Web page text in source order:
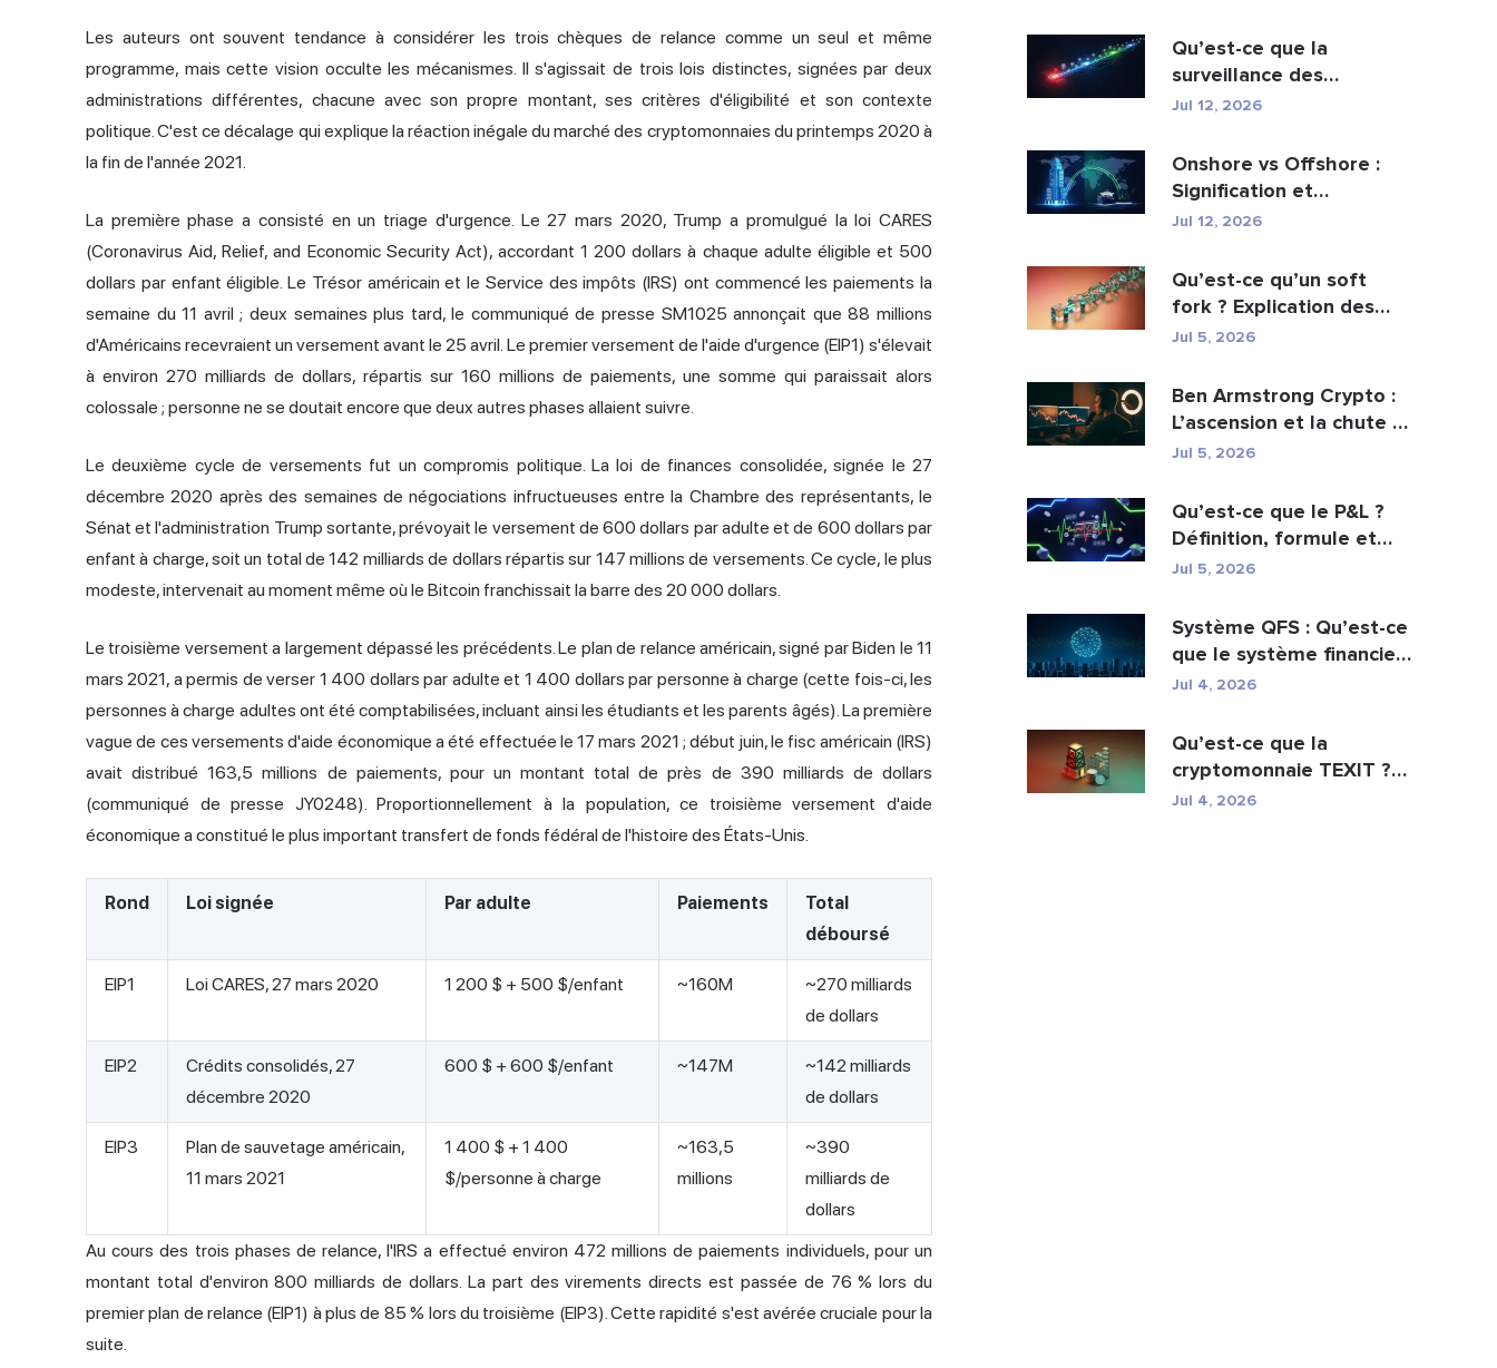
Les auteurs ont souvent tendance à considérer les trois chèques de relance comme un seul et même
programme, mais cette vision occulte les mécanismes. Il s'agissait de trois lois distinctes, signées par deux
administrations différentes, chacune avec son propre montant, ses critères d'éligibilité et son contexte
politique. C'est ce décalage qui explique la réaction inégale du marché des cryptomonnaies du printemps 2020 à
la fin de l'année 2021.
La première phase a consisté en un triage d'urgence. Le 27 mars 2020, Trump a promulgué la loi CARES
(Coronavirus Aid, Relief, and Economic Security Act), accordant 1 200 dollars à chaque adulte éligible et 500
dollars par enfant éligible. Le Trésor américain et le Service des impôts (IRS) ont commencé les paiements la
semaine du 11 avril ; deux semaines plus tard, le communiqué de presse SM1025 annonçait que 88 millions
d'Américains recevraient un versement avant le 25 avril. Le premier versement de l'aide d'urgence (EIP1) s'élevait
à environ 270 milliards de dollars, répartis sur 160 millions de paiements, une somme qui paraissait alors
colossale ; personne ne se doutait encore que deux autres phases allaient suivre.
Le deuxième cycle de versements fut un compromis politique. La loi de finances consolidée, signée le 27
décembre 2020 après des semaines de négociations infructueuses entre la Chambre des représentants, le
Sénat et l'administration Trump sortante, prévoyait le versement de 600 dollars par adulte et de 600 dollars par
enfant à charge, soit un total de 142 milliards de dollars répartis sur 147 millions de versements. Ce cycle, le plus
modeste, intervenait au moment même où le Bitcoin franchissait la barre des 20 000 dollars.
Le troisième versement a largement dépassé les précédents. Le plan de relance américain, signé par Biden le 11
mars 2021, a permis de verser 1 400 dollars par adulte et 1 400 dollars par personne à charge (cette fois-ci, les
personnes à charge adultes ont été comptabilisées, incluant ainsi les étudiants et les parents âgés). La première
vague de ces versements d'aide économique a été effectuée le 17 mars 2021 ; début juin, le fisc américain (IRS)
avait distribué 163,5 millions de paiements, pour un montant total de près de 390 milliards de dollars
(communiqué de presse JY0248). Proportionnellement à la population, ce troisième versement d'aide
économique a constitué le plus important transfert de fonds fédéral de l'histoire des États-Unis.
Rond Loi signée Par adulte Paiements
Total
déboursé
EIP1 Loi CARES, 27 mars 2020 1 200 $ + 500 $/enfant ~160M
~270 milliards
de dollars
EIP2
Crédits consolidés, 27
décembre 2020
600 $ + 600 $/enfant ~147M
~142 milliards
de dollars
EIP3
Plan de sauvetage américain,
11 mars 2021
1 400 $ + 1 400
$/personne à charge
~163,5
millions
~390
milliards de
dollars
Au cours des trois phases de relance, l'IRS a effectué environ 472 millions de paiements individuels, pour un
montant total d'environ 800 milliards de dollars. La part des virements directs est passée de 76 % lors du
premier plan de relance (EIP1) à plus de 85 % lors du troisième (EIP3). Cette rapidité s'est avérée cruciale pour la
suite.
Qu’est-ce que la
surveillance des
transactions AML et
Jul 12, 2026
Onshore vs Offshore :
Signification et
principales différences
Jul 12, 2026
Qu’est-ce qu’un soft
fork ? Explication des
mises à jour de ...
Jul 5, 2026
Ben Armstrong Crypto :
L’ascension et la chute de
BitBoy
Jul 5, 2026
Qu’est-ce que le P&L ?
Définition, formule et
calcul
Jul 5, 2026
Système QFS : Qu’est-ce
que le système financier
quantique es...
Jul 4, 2026
Qu’est-ce que la
cryptomonnaie TEXIT ?
Minage, spécifications ...
Jul 4, 2026